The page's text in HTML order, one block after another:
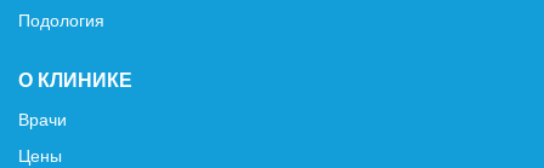
Подология
О КЛИНИКЕ
Врачи
Цены